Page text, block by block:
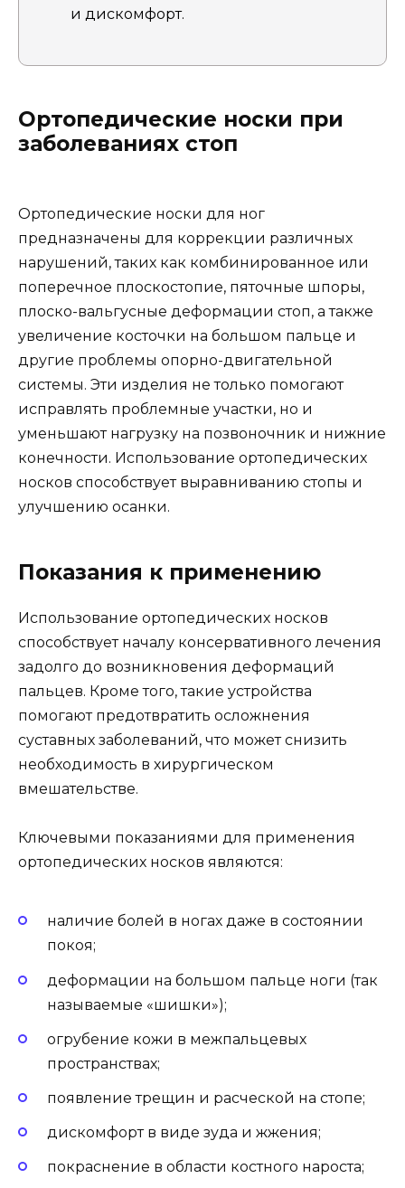
и дискомфорт.
Ортопедические носки при
заболеваниях стоп
Ортопедические носки для ног
предназначены для коррекции различных
нарушений, таких как комбинированное или
поперечное плоскостопие, пяточные шпоры,
плоско-вальгусные деформации стоп, а также
увеличение косточки на большом пальце и
другие проблемы опорно-двигательной
системы. Эти изделия не только помогают
исправлять проблемные участки, но и
уменьшают нагрузку на позвоночник и нижние
конечности. Использование ортопедических
носков способствует выравниванию стопы и
улучшению осанки.
Показания к применению
Использование ортопедических носков
способствует началу консервативного лечения
задолго до возникновения деформаций
пальцев. Кроме того, такие устройства
помогают предотвратить осложнения
суставных заболеваний, что может снизить
необходимость в хирургическом
вмешательстве.
Ключевыми показаниями для применения
ортопедических носков являются:
наличие болей в ногах даже в состоянии
покоя;
деформации на большом пальце ноги (так
называемые «шишки»);
огрубение кожи в межпальцевых
пространствах;
появление трещин и расческой на стопе;
дискомфорт в виде зуда и жжения;
покраснение в области костного нароста;